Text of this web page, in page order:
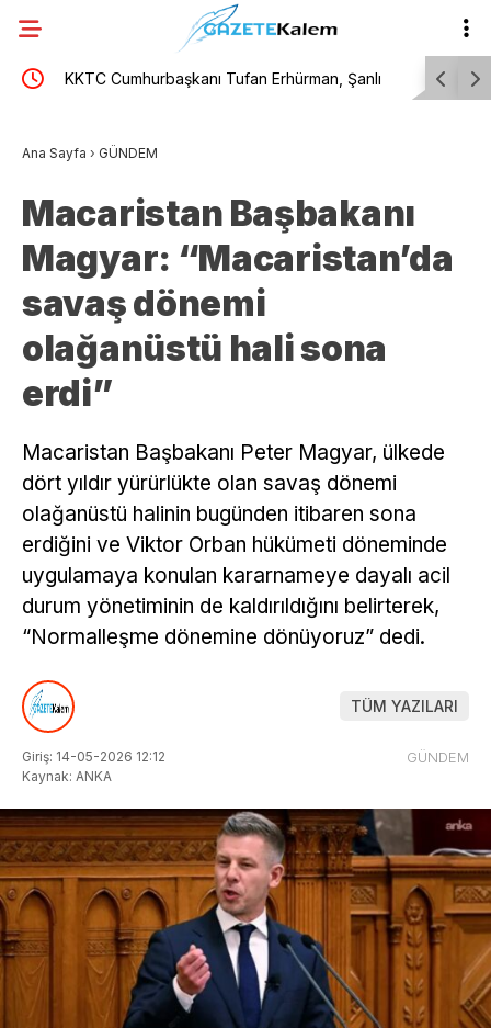
parti KKTC Cumhurbaşkanı Tufan Erhürman, Şanlı Bilgesu
Ana Sayfa › GÜNDEM
Macaristan Başbakanı
Magyar: “Macaristan’da
savaş dönemi
olağanüstü hali sona
erdi”
Macaristan Başbakanı Peter Magyar, ülkede
dört yıldır yürürlükte olan savaş dönemi
olağanüstü halinin bugünden itibaren sona
erdiğini ve Viktor Orban hükümeti döneminde
uygulamaya konulan kararnameye dayalı acil
durum yönetiminin de kaldırıldığını belirterek,
“Normalleşme dönemine dönüyoruz” dedi.
TÜM YAZILARI
Giriş: 14-05-2026 12:12
Kaynak: ANKA
GÜNDEM